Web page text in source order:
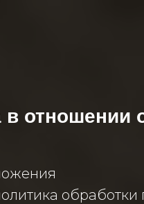
в отношении
обработки